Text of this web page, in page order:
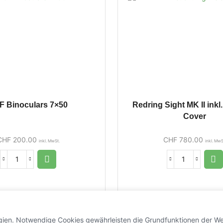
Binoculars 7×50
200.00 inkl. MwSt.
Redring Sight MK II
Cover
CHF 780.00 inkl.
Notwendige Cookies gewährleisten die Grundfunktionen der